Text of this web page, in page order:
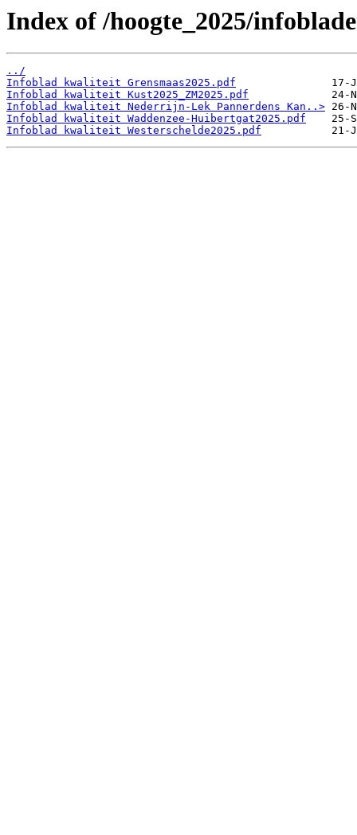
Index of /hoogte_2025/
../
Infoblad kwaliteit Grensmaas2025.pdf
Infoblad kwaliteit Kust2025_ZM2025.pdf
Infoblad kwaliteit Nederrijn-Lek Pannerdens Kan..>
Infoblad kwaliteit Waddenzee-Huibertgat2025.pdf
Infoblad kwaliteit Westerschelde2025.pdf